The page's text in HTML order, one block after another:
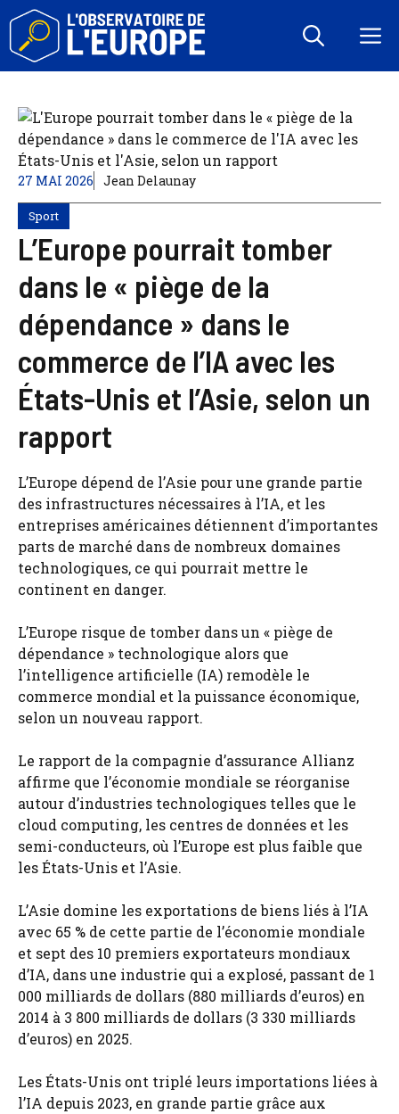
Aller
contenu
27 MAI 2026 Jean Delaunay
Sport
L’Europe pourrait tomber
dans le « piège de la
dépendance » dans le
commerce de l’IA avec les
États-Unis et l’Asie, selon un
rapport
L’Europe dépend de l’Asie pour une grande partie
des infrastructures nécessaires à l’IA, et les
entreprises américaines détiennent d’importantes
parts de marché dans de nombreux domaines
technologiques, ce qui pourrait mettre le
continent en danger.
L’Europe risque de tomber dans un « piège de
dépendance » technologique alors que
l’intelligence artificielle (IA) remodèle le
commerce mondial et la puissance économique,
selon un nouveau rapport.
Le rapport de la compagnie d’assurance Allianz
affirme que l’économie mondiale se réorganise
autour d’industries technologiques telles que le
cloud computing, les centres de données et les
semi-conducteurs, où l’Europe est plus faible que
les États-Unis et l’Asie.
L’Asie domine les exportations de biens liés à l’IA
avec 65 % de cette partie de l’économie mondiale
et sept des 10 premiers exportateurs mondiaux
d’IA, dans une industrie qui a explosé, passant de 1
000 milliards de dollars (880 milliards d’euros) en
2014 à 3 800 milliards de dollars (3 330 milliards
d’euros) en 2025.
Les États-Unis ont triplé leurs importations liées à
l’IA depuis 2023, en grande partie grâce aux